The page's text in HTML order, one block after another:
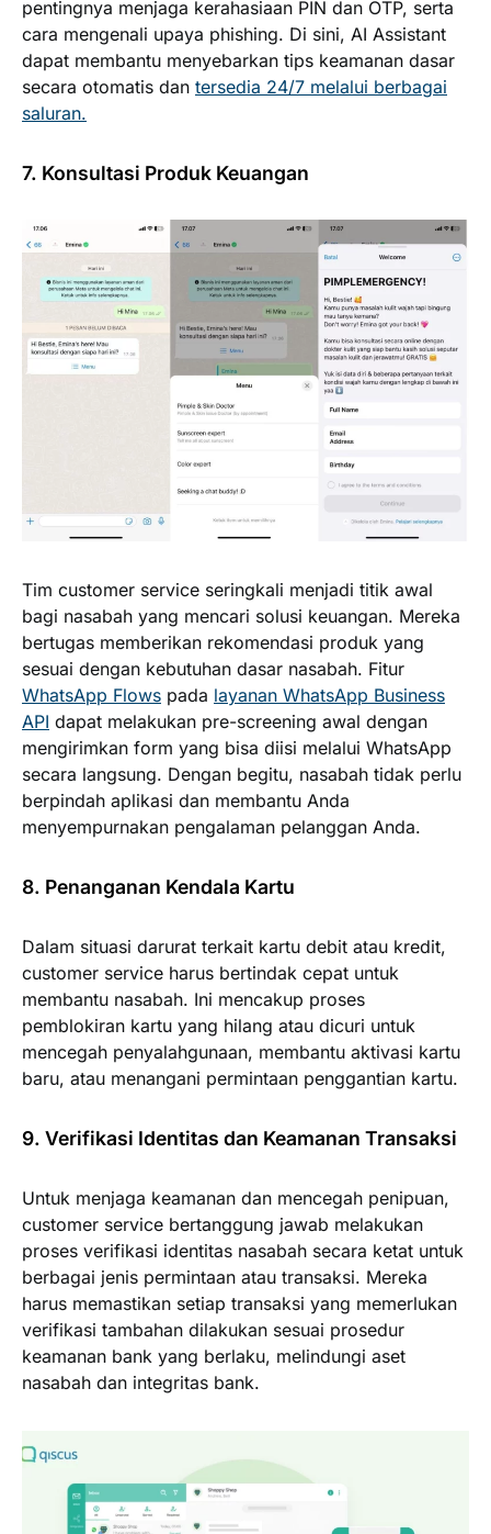
pentingnya menjaga kerahasiaan PIN dan OTP, serta
cara mengenali upaya phishing. Di sini, AI Assistant
dapat membantu menyebarkan tips keamanan dasar
secara otomatis dan tersedia 24/7 melalui berbagai
saluran.
7. Konsultasi Produk Keuangan
Tim customer service seringkali menjadi titik awal
bagi nasabah yang mencari solusi keuangan. Mereka
bertugas memberikan rekomendasi produk yang
sesuai dengan kebutuhan dasar nasabah. Fitur
WhatsApp Flows pada layanan WhatsApp Business
API dapat melakukan pre-screening awal dengan
mengirimkan form yang bisa diisi melalui WhatsApp
secara langsung. Dengan begitu, nasabah tidak perlu
berpindah aplikasi dan membantu Anda
menyempurnakan pengalaman pelanggan Anda.
8. Penanganan Kendala Kartu
Dalam situasi darurat terkait kartu debit atau kredit,
customer service harus bertindak cepat untuk
membantu nasabah. Ini mencakup proses
pemblokiran kartu yang hilang atau dicuri untuk
mencegah penyalahgunaan, membantu aktivasi kartu
baru, atau menangani permintaan penggantian kartu.
9. Verifikasi Identitas dan Keamanan Transaksi
Untuk menjaga keamanan dan mencegah penipuan,
customer service bertanggung jawab melakukan
proses verifikasi identitas nasabah secara ketat untuk
berbagai jenis permintaan atau transaksi. Mereka
harus memastikan setiap transaksi yang memerlukan
verifikasi tambahan dilakukan sesuai prosedur
keamanan bank yang berlaku, melindungi aset
nasabah dan integritas bank.